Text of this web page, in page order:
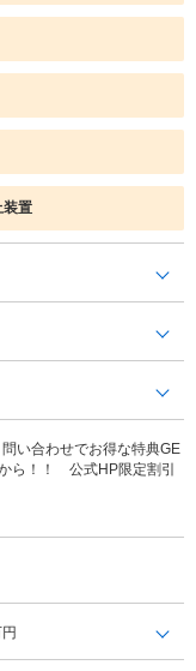
装置
い合わせでお得な特典GE
ら！！ 公式HP限定割引